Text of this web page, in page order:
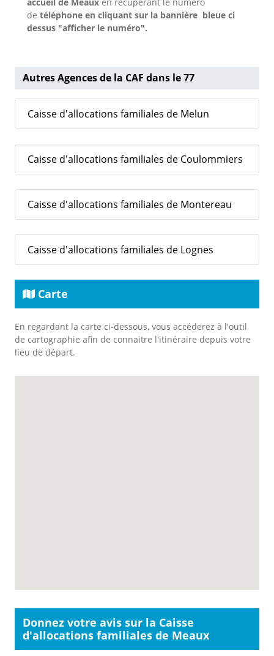
de téléphone en cliquant sur la bannière bleue ci
dessus "afficher le numéro".
Autres Agences de la CAF dans le 77
Caisse d'allocations familiales de Melun
Caisse d'allocations familiales de Coulommiers
Caisse d'allocations familiales de Montereau
Caisse d'allocations familiales de Lognes
Carte
En regardant la carte ci-dessous, vous accéderez à l'outil
de cartographie afin de connaitre l'itinéraire depuis votre
lieu de départ.
Donnez votre avis sur la Caisse
d'allocations familiales de Meaux